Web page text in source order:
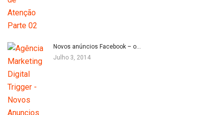
Novos anúncios Facebook – o…
Julho 3, 2014